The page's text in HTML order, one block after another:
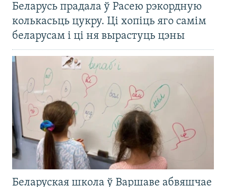
Беларусь прадала ў Расею рэкордную
колькасьць цукру. Ці хопіць яго самім
беларусам і ці ня вырастуць цэны
Беларуская школа ў Варшаве абвяшчае